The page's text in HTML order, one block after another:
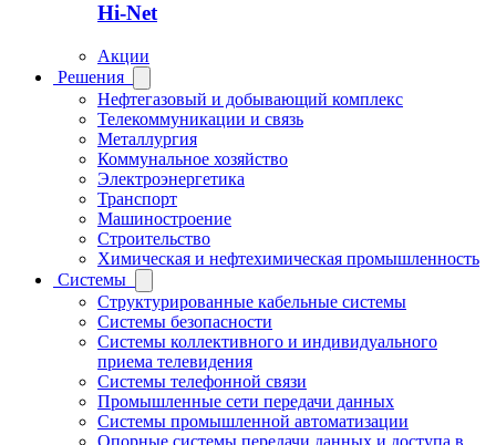
Hi-Net
Акции
Решения
Нефтегазовый и добывающий комплекс
Телекоммуникации и связь
Металлургия
Коммунальное хозяйство
Электроэнергетика
Транспорт
Машиностроение
Строительство
Химическая и нефтехимическая промышленность
Системы
Структурированные кабельные системы
Системы безопасности
Системы коллективного и индивидуального
приема телевидения
Системы телефонной связи
Промышленные сети передачи данных
Системы промышленной автоматизации
Опорные системы передачи данных и доступа в